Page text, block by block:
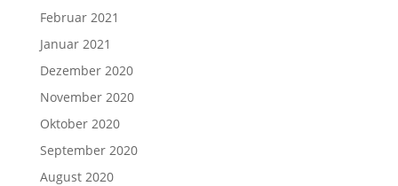
Februar 2021
Januar 2021
Dezember 2020
November 2020
Oktober 2020
September 2020
August 2020